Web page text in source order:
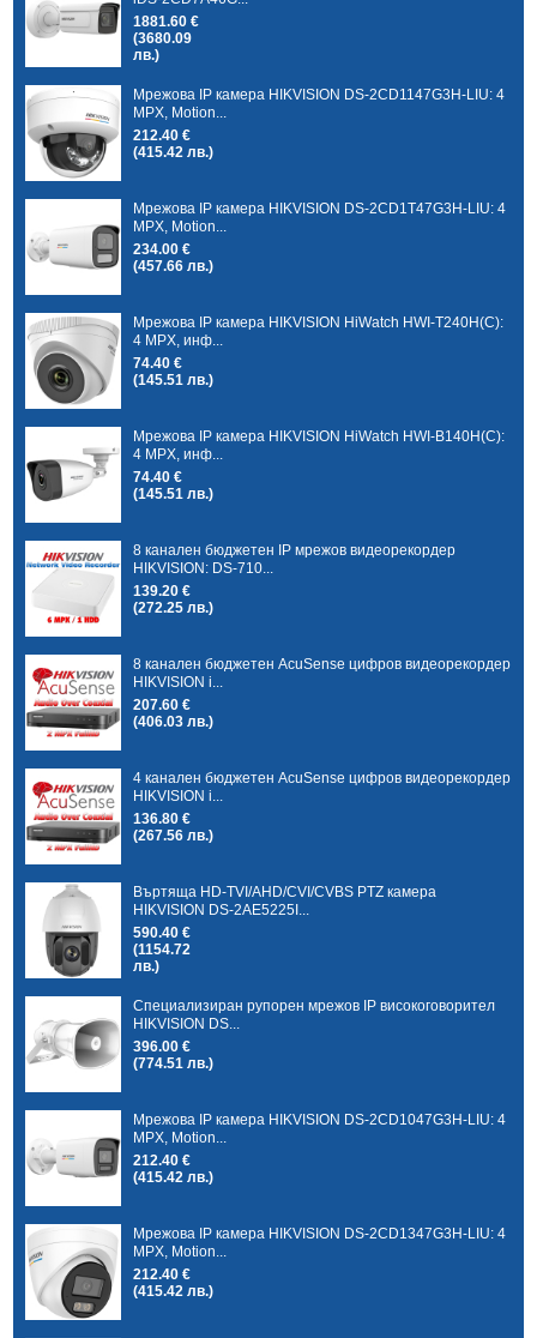
1881.60 €
(3680.09
лв.)
Мрежова IP камера HIKVISION DS-2CD1147G3H-LIU: 4
MPX, Motion...
212.40 €
(415.42 лв.)
Мрежова IP камера HIKVISION DS-2CD1T47G3H-LIU: 4
MPX, Motion...
234.00 €
(457.66 лв.)
Мрежова IP камера HIKVISION HiWatch HWI-T240H(C):
4 MPX, инф...
74.40 €
(145.51 лв.)
Мрежова IP камера HIKVISION HiWatch HWI-B140H(C):
4 MPX, инф...
74.40 €
(145.51 лв.)
8 канален бюджетен IP мрежов видеорекордер
HIKVISION: DS-710...
139.20 €
(272.25 лв.)
8 канален бюджетен AcuSense цифров видеорекордер
HIKVISION i...
207.60 €
(406.03 лв.)
4 канален бюджетен AcuSense цифров видеорекордер
HIKVISION i...
136.80 €
(267.56 лв.)
Въртяща HD-TVI/AHD/CVI/CVBS PTZ камера
HIKVISION DS-2AE5225I...
590.40 €
(1154.72
лв.)
Специализиран рупорен мрежов IP високоговорител
HIKVISION DS...
396.00 €
(774.51 лв.)
Мрежова IP камера HIKVISION DS-2CD1047G3H-LIU: 4
MPX, Motion...
212.40 €
(415.42 лв.)
Мрежова IP камера HIKVISION DS-2CD1347G3H-LIU: 4
MPX, Motion...
212.40 €
(415.42 лв.)